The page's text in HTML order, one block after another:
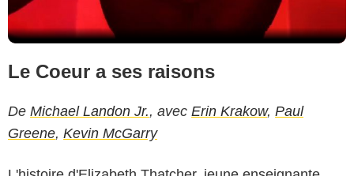
Le Coeur a ses raisons
De Michael Landon Jr., avec Erin Krakow, Paul
Greene, Kevin McGarry